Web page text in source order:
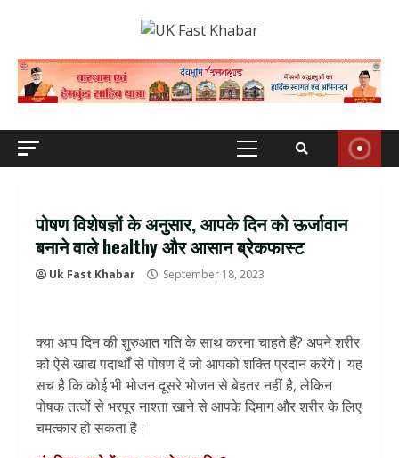
Primary
पोषण विशेषज्ञों के अनुसार, आपके दिन को ऊर्जावान
बनाने वाले healthy और आसान ब्रेकफास्ट
Uk Fast Khabar September 18, 2023
क्या आप दिन की शुरुआत गति के साथ करना चाहते हैं? अपने शरीर
को ऐसे खाद्य पदार्थों से पोषण दें जो आपको शक्ति प्रदान करेंगे। यह
सच है कि कोई भी भोजन दूसरे भोजन से बेहतर नहीं है, लेकिन
पोषक तत्वों से भरपूर नाश्ता खाने से आपके दिमाग और शरीर के लिए
चमत्कार हो सकता है।